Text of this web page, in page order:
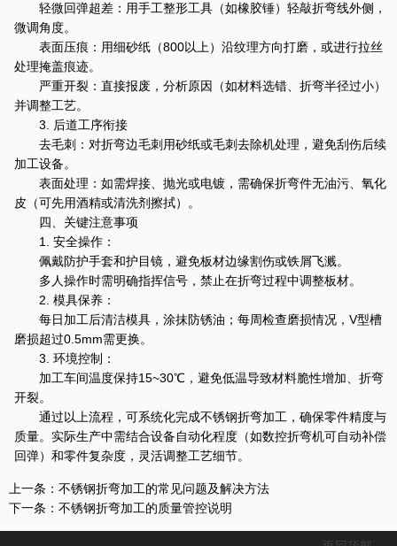
轻微回弹超差：用手工整形工具（如橡胶锤）轻敲折弯线外侧，
微调角度。
表面压痕：用细砂纸（800以上）沿纹理方向打磨，或进行拉丝
处理掩盖痕迹。
严重开裂：直接报废，分析原因（如材料选错、折弯半径过小）
并调整工艺。
3. 后道工序衔接
去毛刺：对折弯边毛刺用砂纸或毛刺去除机处理，避免刮伤后续
加工设备。
表面处理：如需焊接、抛光或电镀，需确保折弯件无油污、氧化
皮（可先用酒精或清洗剂擦拭）。
四、关键注意事项
1. 安全操作：
佩戴防护手套和护目镜，避免板材边缘割伤或铁屑飞溅。
多人操作时需明确指挥信号，禁止在折弯过程中调整板材。
2. 模具保养：
每日加工后清洁模具，涂抹防锈油；每周检查磨损情况，V型槽
磨损超过0.5mm需更换。
3. 环境控制：
加工车间温度保持15~30℃，避免低温导致材料脆性增加、折弯
开裂。
通过以上流程，可系统化完成不锈钢折弯加工，确保零件精度与
质量。实际生产中需结合设备自动化程度（如数控折弯机可自动补偿
回弹）和零件复杂度，灵活调整工艺细节。
上一条： 不锈钢折弯加工的常见问题及解决方法
下一条： 不锈钢折弯加工的质量管控说明